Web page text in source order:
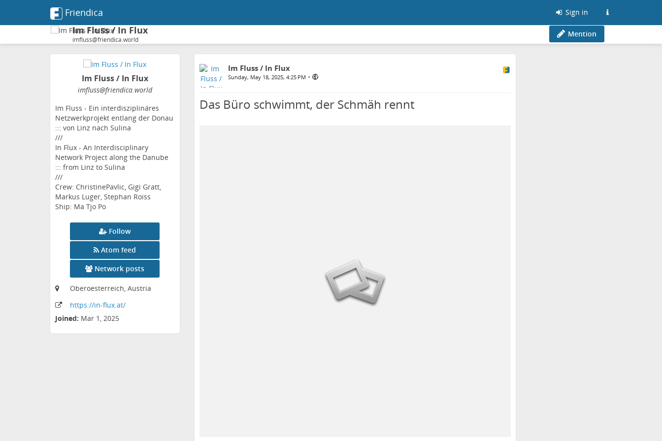
Friendica Sign in
Im Fluss / In Flux
imfluss@friendica.world
Mention
Im Fluss / In Flux
imfluss@friendica.world
Im Fluss - Ein interdisziplinäres
Netzwerkprojekt entlang der Donau
::: von Linz nach Sulina
///
In Flux - An Interdisciplinary
Network Project along the Danube
::: from Linz to Sulina
///
Crew: ChristinePavlic, Gigi Gratt,
Markus Luger, Stephan Roiss
Ship: Ma Tjo Po
Follow
Atom feed
Network posts
Oberoesterreich, Austria
https://in-flux.at/
Joined: Mar 1, 2025
Im Fluss / In Flux
Sunday, May 18, 2025, 4:25 PM •
Das Büro schwimmt, der Schmäh rennt